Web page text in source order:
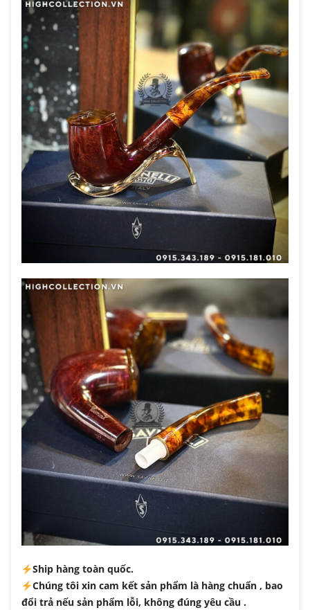
Ship hàng toàn quốc.
Chúng tôi xin cam kết sản phẩm là hàng chuẩn , bao
đổi trả nếu sản phẩm lỗi, không đúng yêu cầu .